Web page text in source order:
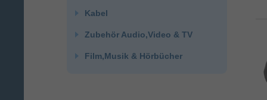
Kabel
Zubehör Audio,Video & TV
Film,Musik & Hörbücher